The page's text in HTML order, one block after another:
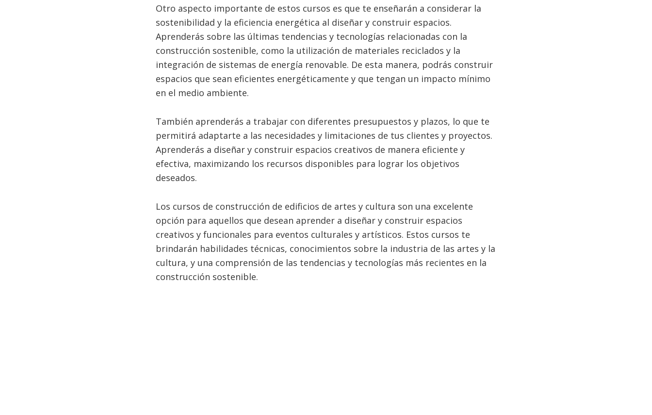
Otro aspecto importante de estos cursos es que te enseñarán a considerar la
sostenibilidad y la eficiencia energética al diseñar y construir espacios.
Aprenderás sobre las últimas tendencias y tecnologías relacionadas con la
construcción sostenible, como la utilización de materiales reciclados y la
integración de sistemas de energía renovable. De esta manera, podrás construir
espacios que sean eficientes energéticamente y que tengan un impacto mínimo
en el medio ambiente.
También aprenderás a trabajar con diferentes presupuestos y plazos, lo que te
permitirá adaptarte a las necesidades y limitaciones de tus clientes y proyectos.
Aprenderás a diseñar y construir espacios creativos de manera eficiente y
efectiva, maximizando los recursos disponibles para lograr los objetivos
deseados.
Los cursos de construcción de edificios de artes y cultura son una excelente
opción para aquellos que desean aprender a diseñar y construir espacios
creativos y funcionales para eventos culturales y artísticos. Estos cursos te
brindarán habilidades técnicas, conocimientos sobre la industria de las artes y la
cultura, y una comprensión de las tendencias y tecnologías más recientes en la
construcción sostenible.